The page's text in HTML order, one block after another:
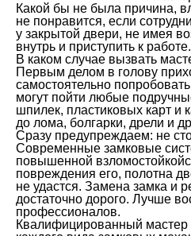
Какой бы не была причина,
не понравится, если
у закрытой двери, не имея
внутрь и приступить к работе.
В каком случае вызвать
Первым делом в голову
самостоятельно
могут пойти любые
шпилек, пластиковых карт и
до лома, болгарки, дрели и
Сразу предупреждаем: не
Современные замковые
повышенной
повреждения его, полотна
не удастся. Замена замка и
достаточно дорого. Лучше
профессионалов.
Квалифицированный мастер